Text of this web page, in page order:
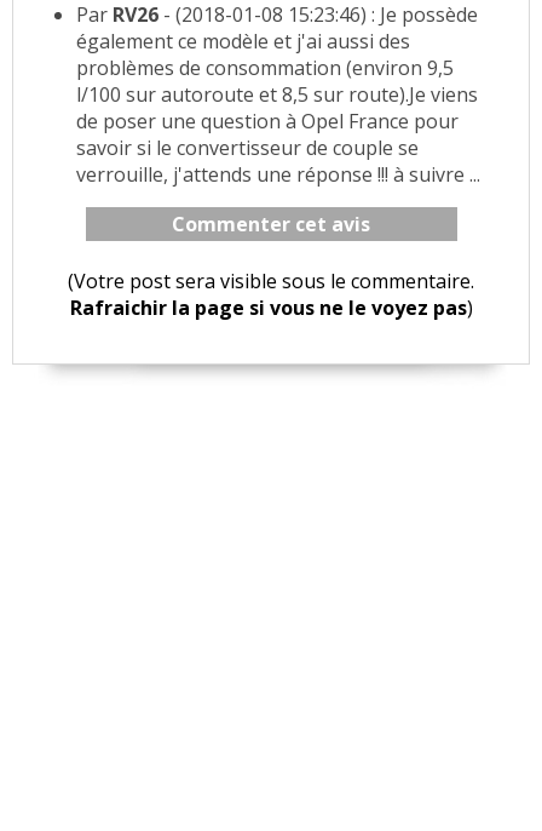
Par RV26 - (2018-01-08 15:23:46) : Je possède
également ce modèle et j'ai aussi des
problèmes de consommation (environ 9,5
l/100 sur autoroute et 8,5 sur route).Je viens
de poser une question à Opel France pour
savoir si le convertisseur de couple se
verrouille, j'attends une réponse !!! à suivre ...
Commenter cet avis
(Votre post sera visible sous le commentaire.
Rafraichir la page si vous ne le voyez pas)